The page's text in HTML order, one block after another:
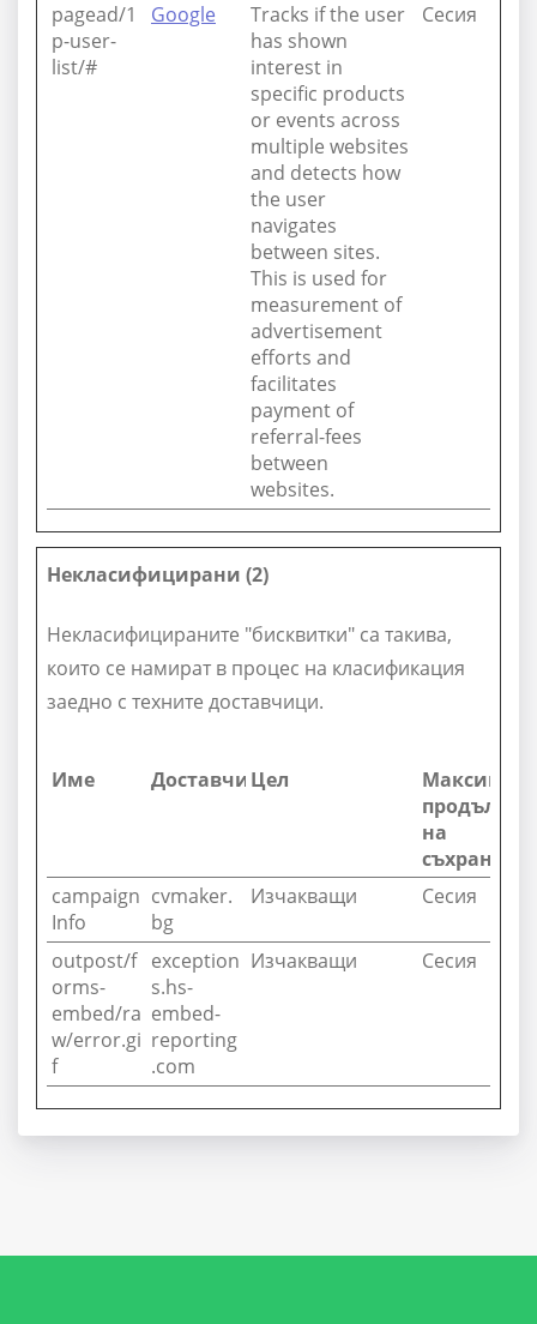
pagead/1
p-user-
list/#
Google
Tracks if the user
has shown
interest in
specific products
or events across
multiple websites
and detects how
the user
navigates
between sites.
This is used for
measurement of
advertisement
efforts and
facilitates
payment of
referral-fees
between
websites.
Сесия
Некласифицирани (2)
Некласифицираните "бисквитки" са такива,
които се намират в процес на класификация
заедно с техните доставчици.
Име ДоставчикЦел
на
campaign
Info
cvmaker.
bg
Изчакващи Сесия
outpost/f
orms-
embed/ra
w/error.gi
f
exception
s.hs-
embed-
reporting
.com
Изчакващи Сесия